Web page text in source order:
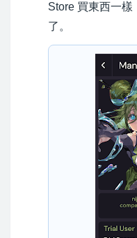
Store 買東西一
了。